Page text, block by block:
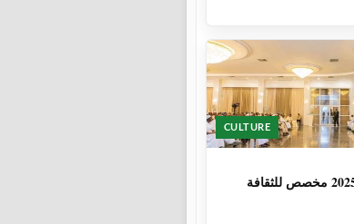
CULTURE
مالي: عام 2025 مخصص للثقافة